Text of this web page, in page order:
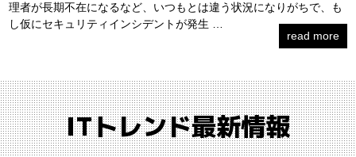
理者が長期不在になるなど、いつもとは違う状況になりがちで、も
し仮にセキュリティインシデントが発生 …
read more
ITトレンド最新情報